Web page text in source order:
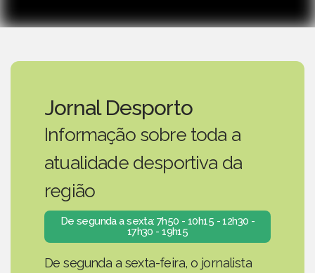
Jornal Desporto
Informação sobre toda a
atualidade desportiva da
região
De segunda a sexta: 7h50 - 10h15 - 12h30 -
17h30 - 19h15
De segunda a sexta-feira, o jornalista